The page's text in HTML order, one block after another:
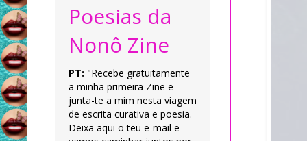
Poesias da
Nonô Zine
PT: "Recebe gratuitamente
a minha primeira Zine e
junta-te a mim nesta viagem
de escrita curativa e poesia.
Deixa aqui o teu e-mail e